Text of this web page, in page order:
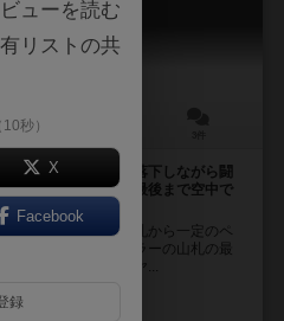
もが落下していき、落下しながら闘
ームからはずれる。最後まで空中で
。ディーラーが山札から一定のペ
配っていく。ディーラーの山札の最
れを配られたプレイヤ...
Ernest）
ューを読む
リストの共
秒）
X
Facebook
録